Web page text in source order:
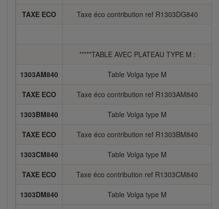
TAXE ECO Taxe éco contribution ref R1303DG840
*****TABLE AVEC PLATEAU TYPE M :
1303AM840 Table Volga type M
TAXE ECO Taxe éco contribution ref R1303AM840
1303BM840 Table Volga type M
TAXE ECO Taxe éco contribution ref R1303BM840
1303CM840 Table Volga type M
TAXE ECO Taxe éco contribution ref R1303CM840
1303DM840 Table Volga type M